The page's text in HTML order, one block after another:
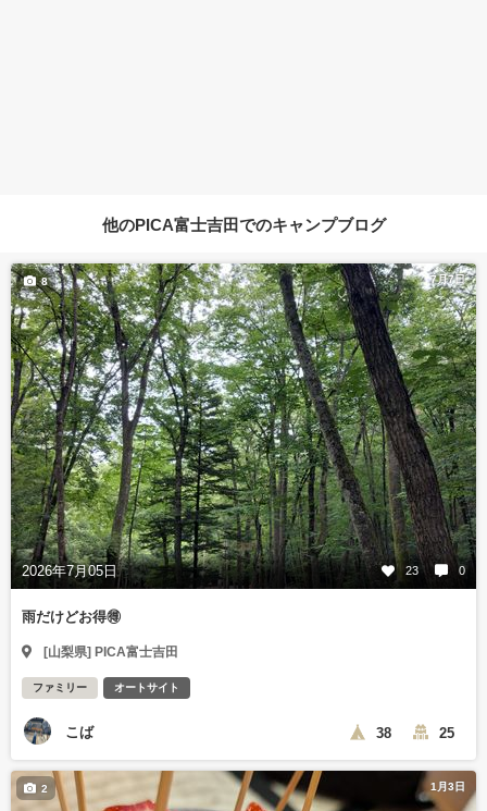
他のPICA富士吉田でのキャンプブログ
7月7日
2026年7月05日 23 0
8
雨だけどお得🉐
[山梨県] PICA富士吉田
ファミリー オートサイト
こば 38 25
1月3日
2